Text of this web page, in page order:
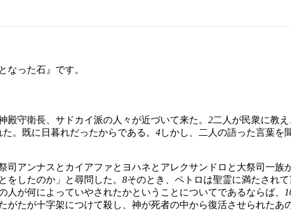
なった石』です。
守衛長、サドカイ派の人々が近づいて来た。 2二人が民衆に教
。既に日暮れだったからである。 4しかし、二人の語った言葉を
司アンナスとカイアファとヨハネとアレクサンドロと大祭司一族
したのか」と尋問した。 8そのとき、ペトロは聖霊に満たされ
が何によっていやされたかということについてであるならば、
たが十字架につけて殺し、神が死者の中から復活させられた